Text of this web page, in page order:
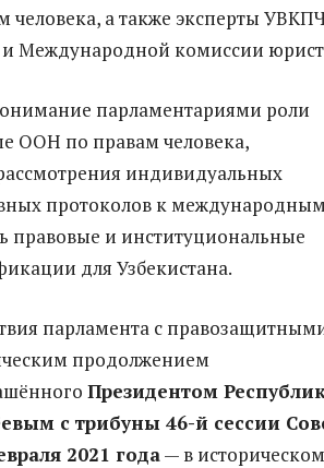
а также эксперты УВКПЧ
Международной комиссии
парламентариями роли
ООН по правам человека,
индивидуальных
протоколов к
правовые и институциональные
для Узбекистана.
парламента с
продолжением
Президентом
с трибуны 46-й сессии
2021 года— в историческом